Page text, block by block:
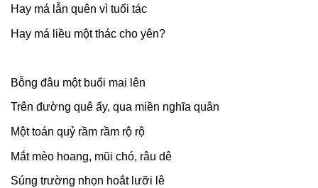
Hay má lẫn quên vì tuổi tác
Hay má liều một thác cho yên?
Bỗng đâu một buổi mai lên
Trên đường quê ấy, qua miền nghĩa quân
Một toán quỷ rầm rầm rộ rộ
Mắt mèo hoang, mũi chó, râu dê
Súng trường nhọn hoắt lưỡi lê